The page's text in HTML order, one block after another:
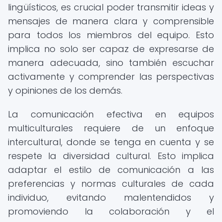
lingüísticos, es crucial poder transmitir ideas y
mensajes de manera clara y comprensible
para todos los miembros del equipo. Esto
implica no solo ser capaz de expresarse de
manera adecuada, sino también escuchar
activamente y comprender las perspectivas
y opiniones de los demás.
La comunicación efectiva en equipos
multiculturales requiere de un enfoque
intercultural, donde se tenga en cuenta y se
respete la diversidad cultural. Esto implica
adaptar el estilo de comunicación a las
preferencias y normas culturales de cada
individuo, evitando malentendidos y
promoviendo la colaboración y el